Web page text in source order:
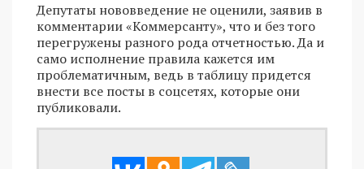
Депутаты нововведение не оценили, заявив в
комментарии «Коммерсанту», что и без того
перегружены разного рода отчетностью. Да и
само исполнение правила кажется им
проблематичным, ведь в таблицу придется
внести все посты в соцсетях, которые они
публиковали.